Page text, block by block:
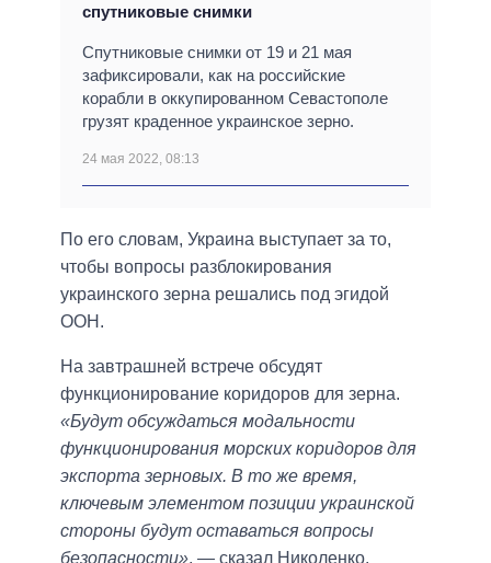
спутниковые снимки
Спутниковые снимки от 19 и 21 мая
зафиксировали, как на российские
корабли в оккупированном Севастополе
грузят краденное украинское зерно.
24 мая 2022, 08:13
По его словам, Украина выступает за то,
чтобы вопросы разблокирования
украинского зерна решались под эгидой
ООН.
На завтрашней встрече обсудят
функционирование коридоров для зерна.
«Будут обсуждаться модальности
функционирования морских коридоров для
экспорта зерновых. В то же время,
ключевым элементом позиции украинской
стороны будут оставаться вопросы
безопасности», — сказал Николенко.